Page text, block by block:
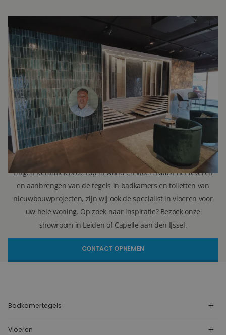
INTERESSE? LAAT UW GEGEVENS ACHTER EN
WE ZIEN U SNEL IN DE SHOWROOM!
Raymond van Dijk
Verkoopadviseur
071 579 43 55
(Leiden)
010 202 15 15
(Capelle aan den IJssel)
info@lingenkeramiek.nl
Lingen Keramiek is de top in wand en vloer. Naast het leveren
en aanbrengen van de tegels in badkamers en toiletten van
nieuwbouwprojecten, zijn wij ook de specialist in vloeren voor
uw hele woning. Op zoek naar inspiratie? Bezoek onze
showroom in Leiden of Capelle aan den IJssel.
CONTACT OPNEMEN
Badkamertegels
Vloeren